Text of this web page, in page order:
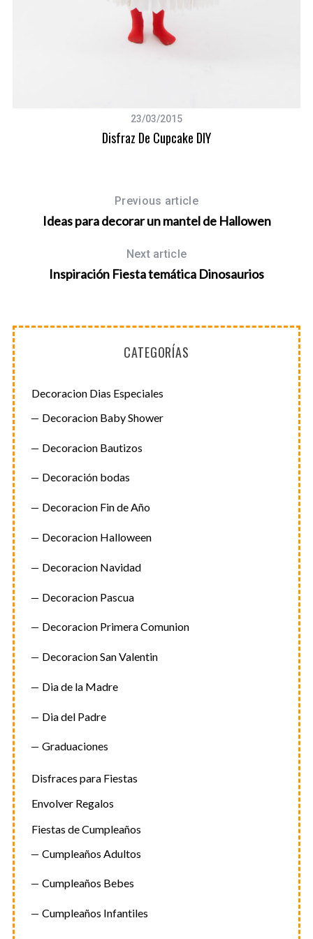
23/03/2015
Disfraz De Cupcake DIY
Previous article
Ideas para decorar un mantel de Hallowen
Next article
Inspiración Fiesta temática Dinosaurios
CATEGORÍAS
Decoracion Dias Especiales
Decoracion Baby Shower
Decoracion Bautizos
Decoración bodas
Decoracion Fin de Año
Decoracion Halloween
Decoracion Navidad
Decoracion Pascua
Decoracion Primera Comunion
Decoracion San Valentin
Dia de la Madre
Dia del Padre
Graduaciones
Disfraces para Fiestas
Envolver Regalos
Fiestas de Cumpleaños
Cumpleaños Adultos
Cumpleaños Bebes
Cumpleaños Infantiles